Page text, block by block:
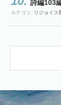
詩編103
カテゴリ: リジョイス